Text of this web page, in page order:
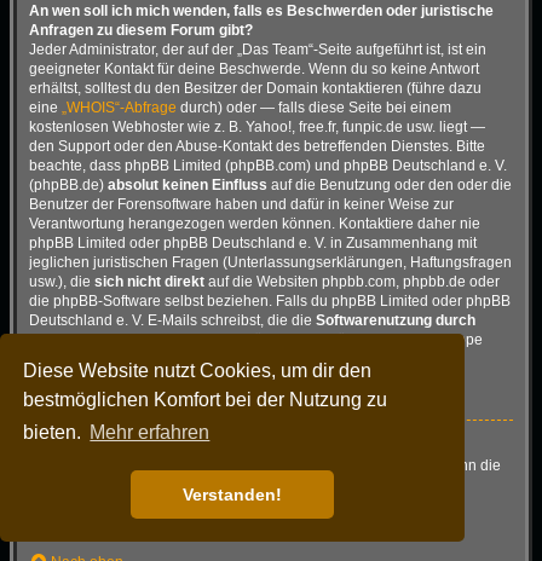
Diese Website nutzt Cookies, um dir den
bestmöglichen Komfort bei der Nutzung zu
bieten. Mehr erfahren
Verstanden!
An wen soll ich mich wenden, falls es Beschwerden oder juristische
Anfragen zu diesem Forum gibt?
Jeder Administrator, der auf der „Das Team“-Seite aufgeführt ist, ist ein
geeigneter Kontakt für deine Beschwerde. Wenn du so keine Antwort
erhältst, solltest du den Besitzer der Domain kontaktieren (führe dazu
eine „WHOIS“-Abfrage durch) oder — falls diese Seite bei einem
kostenlosen Webhoster wie z. B. Yahoo!, free.fr, funpic.de usw. liegt —
den Support oder den Abuse-Kontakt des betreffenden Dienstes. Bitte
beachte, dass phpBB Limited (phpBB.com) und phpBB Deutschland e. V.
(phpBB.de) absolut keinen Einfluss auf die Benutzung oder den oder die
Benutzer der Forensoftware haben und dafür in keiner Weise zur
Verantwortung herangezogen werden können. Kontaktiere daher nie
phpBB Limited oder phpBB Deutschland e. V. in Zusammenhang mit
jeglichen juristischen Fragen (Unterlassungserklärungen, Haftungsfragen
usw.), die sich nicht direkt auf die Websiten phpbb.com, phpbb.de oder
die phpBB-Software selbst beziehen. Falls du phpBB Limited oder phpBB
Deutschland e. V. E-Mails schreibst, die die Softwarenutzung durch
Drittebetreffen, so wirst du, wenn überhaupt, höchstens eine knappe
Nach oben
Wie kann ich einen Administrator des Boards kontaktieren?
Alle Benutzer des Boards können das Kontaktformular nutzen, wenn die
Mitglieder des Boards können zusätzlich den Link „Das Team“